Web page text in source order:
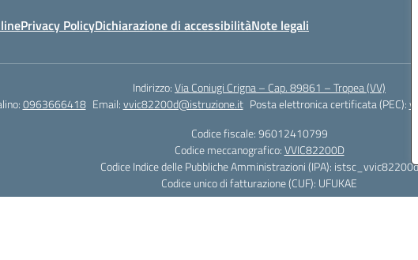
Privacy PolicyDichiarazione di accessibilitàNote legali
Indirizzo:Via Coniugi Crigna – Cap. 89861 – Tropea (VV)
0963666418 Email:vvic82200d@istruzione.it Posta elettronica certificata (PEC):
Codice fiscale: 96012410799
Codice meccanografico:VVIC82200D
Codice Indice delle Pubbliche Amministrazioni (IPA): istsc_vvic82200d
Codice unico di fatturazione (CUF): UFUKAE